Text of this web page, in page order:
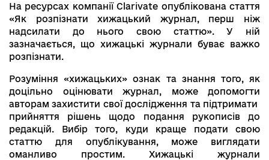
На ресурсах компанії Clarivate опублікована стаття
«Як розпізнати хижацький журнал, перш ніж
надсилати до нього свою статтю». У ній
зазначається, що хижацькі журнали буває важко
розпізнати.
Розуміння «хижацьких» ознак та знання того, як
доцільно оцінювати журнал, може допомогти
авторам захистити свої дослідження та підтримати
прийняття рішень щодо подання рукописів до
редакцій. Вибір того, куди краще подати свою
статтю для опублікування, може виглядати
оманливо простим. Хижацькі журнали